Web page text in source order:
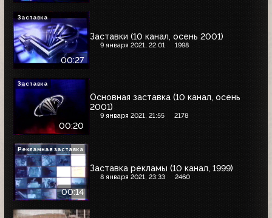
00:27
Заставки (10 канал, осень 2001)
9 января 2021, 22:01 1998
Заставка
00:20
Основная заставка (10 канал, осень
2001)
9 января 2021, 21:55 2178
Заставка
00:14
Заставка рекламы (10 канал, 1999)
8 января 2021, 23:33 2460
Рекламная заставка